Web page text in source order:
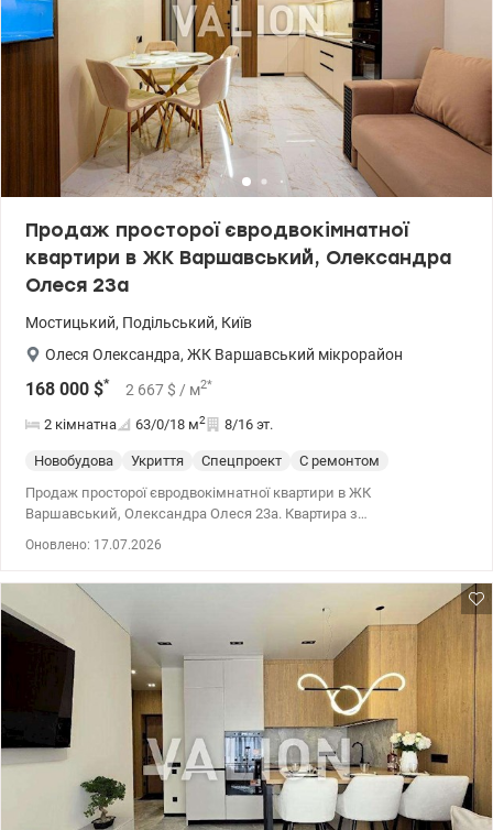
активній фазі будівництва. 044 200 10 80 valion.ua/1147162
Продаж просторої євродвокімнатної
квартири в ЖК Варшавський, Олександра
Олеся 23а
Мостицький, Подільський, Київ
Олеся Олександра, ЖК Варшавський мікрорайон
168 000 $* 2 667 $ / м2*
2 кімнатна 63/0/18 м2 8/16 эт.
Новобудова Укриття Спецпроект
С ремонтом
Продаж просторої євродвокімнатної квартири в ЖК
Варшавський, Олександра Олеся 23а. Квартира з
встановлено генератор для ліфтів і водопостачання, що
забезпечує автономність навіть при відключенні електроенергії.
Планування передбачає простору кухню-вітальню, роздільну
спальну кімнатну, санвузол з душовою кабіною, 2-й санвузол,
гардеробну, передпокій.
Оновлено: 17.07.2026